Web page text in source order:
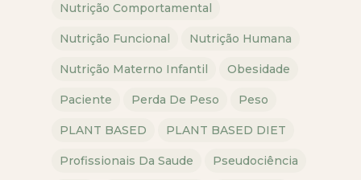
Nutrição Comportamental
Nutrição Funcional Nutrição Humana
Nutrição Materno Infantil Obesidade
Paciente Perda De Peso Peso
PLANT BASED PLANT BASED DIET
Profissionais Da Saude Pseudociência